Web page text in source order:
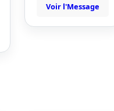
Voir l'Message